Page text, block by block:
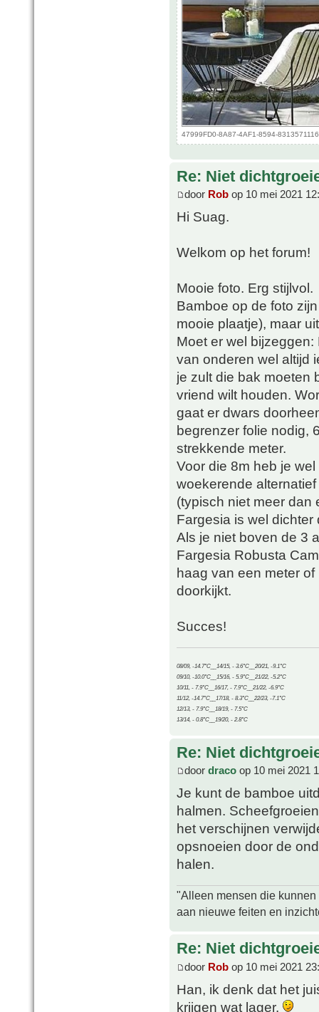
47999FD0-8A87-4AF1-8594-
Re: Niet
door Rob op 10 mei 2021
Hi Suag.
Welkom op het forum!
Mooie foto. Erg stijlvol.
Bamboe op de foto
mooie plaatje), maar
Moet er wel
van onderen wel altijd
je zult die bak moeten
vriend wilt houden.
gaat er dwars
begrenzer folie nodig,
strekkende meter.
Voor die 8m heb je
woekerende
(typisch niet meer dan
Fargesia is wel
Als je niet boven de 3
Fargesia Robusta
haag van een meter
doorkijkt.
Succes!
08/09, -14.7°C__14/15, - 3.6°C__20/21, -9.1°C
09/10, -10.0°C__15/16, - 5.9°C__21/22, -5.2°C
10/11, - 7.9°C__16/17, - 7.9°C__21/22, -6.9°C
11/12, -14.7°C__17/18, - 8.3°C__22/23, -7.1°C
12/13, - 7.9°C__18/19, - 7.5°C
13/14, - 0.8°C__19/20, - 2.8°C
Re: Niet
door draco op 10 mei 2021
Je kunt de bamboe
halmen.
het verschijnen
opsnoeien door de
halen.
"Alleen mensen die
aan nieuwe feiten en
Re: Niet
door Rob op 10 mei 2021
Han, ik denk dat het
krijgen wat lager.